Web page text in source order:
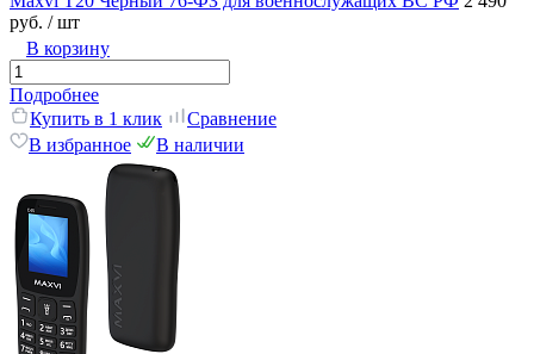
руб. / шт
В корзину
Подробнее
Купить в 1 клик
Сравнение
В избранное
В наличии